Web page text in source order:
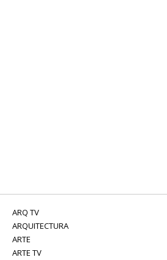
ARQ TV
ARQUITECTURA
ARTE
ARTE TV